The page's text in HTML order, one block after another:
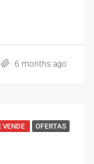
6 months ago
VENDE OFERTAS